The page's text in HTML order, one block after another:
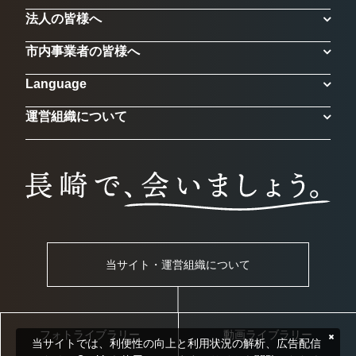
法人の皆様へ
市内事業者の皆様へ
Language
運営組織について
当サイト・運営組織について
フォトライブラリー 動画ライブラリー
当サイトでは、利便性の向上と利用状況の解析、広告配信